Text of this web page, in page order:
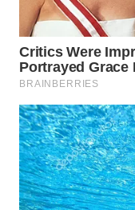
BINJAI
CIREBON
WN
INDRAMAYU